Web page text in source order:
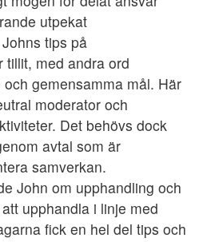
utpekat
tips på
tillit, med andra ord
gemensamma mål. Här
moderator och
Det behövs dock
avtal som är
samverkan.
John om upphandling och
upphandla i linje med
fick en hel del tips och